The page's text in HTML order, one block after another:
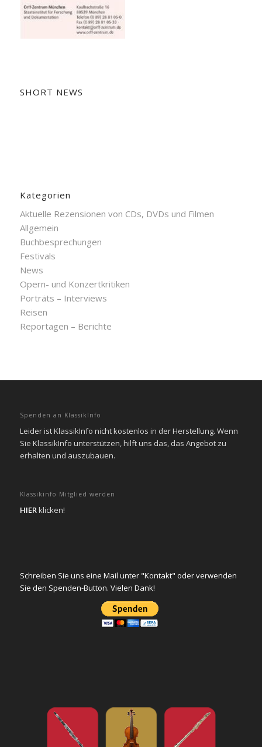
SHORT NEWS
Kategorien
Aktuelle Rezensionen von CDs, DVDs und Filmen
Allgemein
Buchbesprechungen
Festivals
News
Opern- und Konzertkritiken
Porträts – Interviews
Reisen
Reportagen – Berichte
Spenden an KlassikInfo
Leider ist KlassikInfo nicht kostenlos in der Herstellung. Wenn
Sie KlassikInfo unterstützen, hilft uns das, das Angebot zu
erhalten und auszubauen.
Klassikinfo Mitglied werden
HIERklicken!
Schreiben Sie uns eine Mail unter "Kontakt" oder verwenden
Sie den Spenden-Button. Vielen Dank!